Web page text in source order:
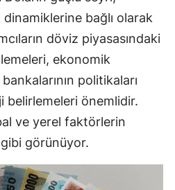
bağlı olarak
döviz piyasasındaki
ekonomik
politikaları
belirlemeleri önemlidir.
ve yerel faktörlerin
görünüyor.